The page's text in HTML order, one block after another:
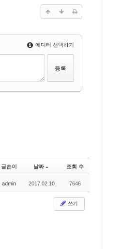
에디터 선택하기
글쓴이 날짜 조회 수
admin 2017.02.10 7646
쓰기